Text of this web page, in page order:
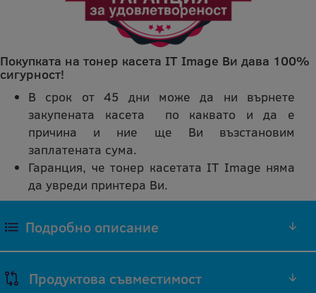
Покупката на тонер касета IT Image Ви дава 100%
сигурност!
В срок от 45 дни може да ни върнете
закупената касета по каквато и да е
причина и ние ще Ви възстановим
заплатената сума.
Гаранция, че тонер касетата IT Image няма
да увреди принтера Ви.
Подробно описание
РЕПРОИЗВЕДЕНА IT IMAGE ТОНЕР КАСЕТА
Продуктова съвместимост